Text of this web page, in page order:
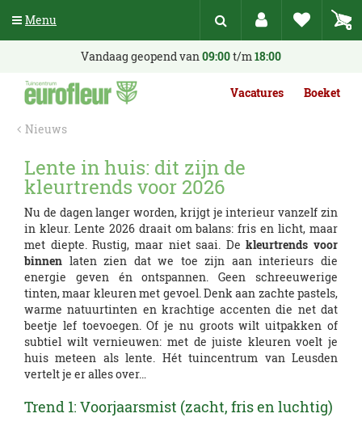
n
Nieuws
Vandaag geopend van09:00t/m18:00
Vacatures Boeket
Lente in huis: dit zijn de
kleurtrends voor 2026
Nu de dagen langer worden, krijgt je interieur vanzelf zin
in kleur. Lente 2026 draait om balans: fris en licht, maar
met diepte. Rustig, maar niet saai. Dekleurtrends voor
binnen laten zien dat we toe zijn aan interieurs die
energie geven én ontspannen. Geen schreeuwerige
tinten, maar kleuren met gevoel. Denk aan zachte pastels,
warme natuurtinten en krachtige accenten die net dat
beetje lef toevoegen. Of je nu groots wilt uitpakken of
subtiel wilt vernieuwen: met de juiste kleuren voelt je
huis meteen als lente. Hét tuincentrum van Leusden
vertelt je er alles over…
Trend 1: Voorjaarsmist (zacht, fris en luchtig)
Menu